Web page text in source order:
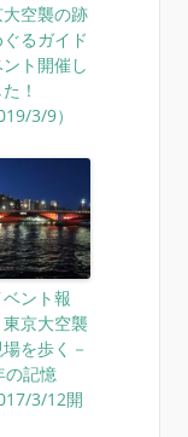
空襲の跡
るガイド
ト開催し
！
3/9）
ベント報
京大空襲
を歩く－
の記憶
3/12開